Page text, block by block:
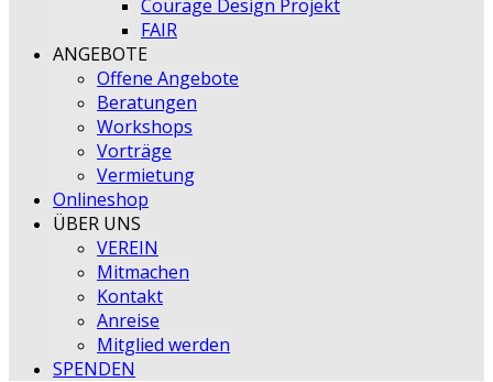
Courage Design Projekt
FAIR
ANGEBOTE
Offene Angebote
Beratungen
Workshops
Vorträge
Vermietung
Onlineshop
ÜBER UNS
VEREIN
Mitmachen
Kontakt
Anreise
Mitglied werden
SPENDEN